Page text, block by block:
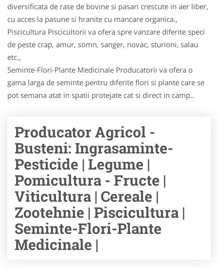
diversificata de rase de bovine si pasari crescute in aer liber,
cu acces la pasune si hranite cu mancare organica.,
Piscicultura Piscicultorii va ofera spre vanzare diferite speci
de peste crap, amur, somn, sanger, novac, stu­ri­oni, salau
etc.,
Seminte-Flori-Plante Medicinale Producatorii va ofera o
gama larga de seminte pentru diferite flori si plante care se
pot semana atat in spatii protejate cat si direct in camp..
Producator Agricol -
Busteni: Ingrasaminte-
Pesticide | Legume |
Pomicultura - Fructe |
Viticultura | Cereale |
Zootehnie | Piscicultura |
Seminte-Flori-Plante
Medicinale |